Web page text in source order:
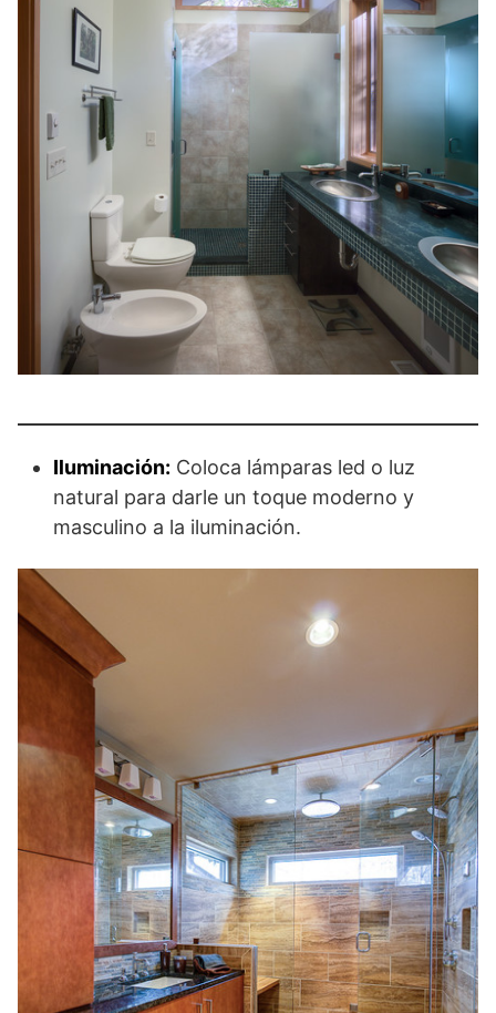
Iluminación: Coloca lámparas led o luz
natural para darle un toque moderno y
masculino a la iluminación.